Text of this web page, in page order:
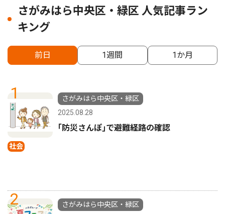
さがみはら中央区・緑区 人気記事ラン
キング
前日 1週間 1か月
1
社会
さがみはら中央区・緑区
2025.08.28
｢防災さんぽ｣で避難経路の確認
2
さがみはら中央区・緑区